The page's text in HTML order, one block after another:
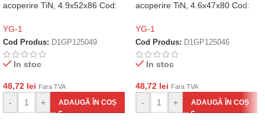
acoperire TiN, 4.9x52x86 Cod:
YG-1
Cod Produs: D1GP125049
In stoc
48,72 lei Fara TVA
- + ADAUGĂ ÎN COȘ
acoperire TiN, 4.6x47x80 Cod:
YG-1
Cod Produs: D1GP125046
In stoc
48,72 lei Fara TVA
- + ADAUGĂ ÎN COȘ